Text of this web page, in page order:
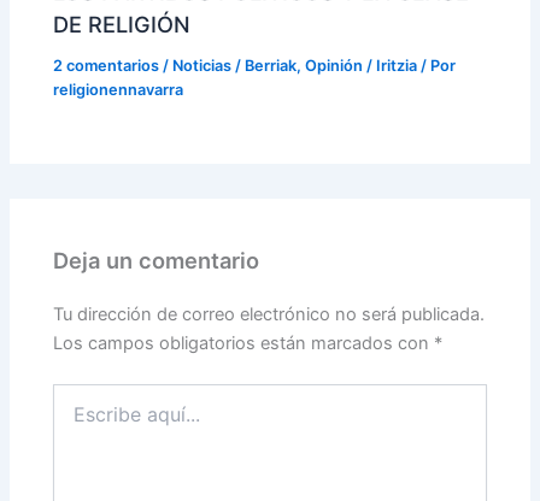
DE RELIGIÓN
2 comentarios / Noticias / Berriak,Opinión / Iritzia / Por
religionennavarra
Deja un comentario
Tu dirección de correo electrónico no será publicada.
Los campos obligatorios están marcados con *
aquí...